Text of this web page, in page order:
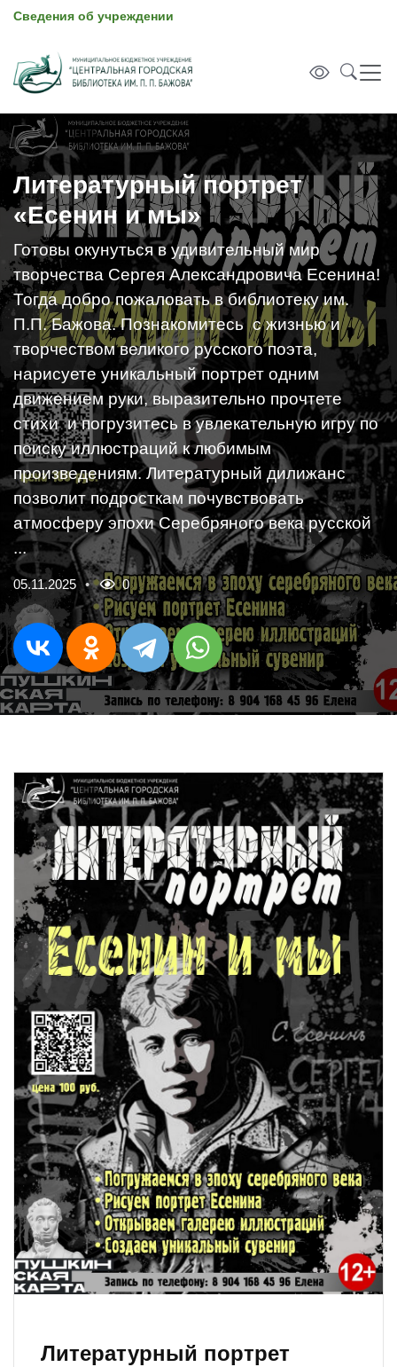
Сведения об учреждении
Литературный портрет
«Есенин и мы»
Готовы окунуться в удивительный мир
творчества Сергея Александровича Есенина!
Тогда добро пожаловать в библиотеку им.
П.П. Бажова. Познакомитесь с жизнью и
творчеством великого русского поэта,
нарисуете уникальный портрет одним
движением руки, выразительно прочтете
стихи и погрузитесь в увлекательную игру по
поиску иллюстраций к любимым
произведениям. Литературный дилижанс
позволит подросткам почувствовать
атмосферу эпохи Серебряного века русской
...
05.11.2025 0
Литературный портрет